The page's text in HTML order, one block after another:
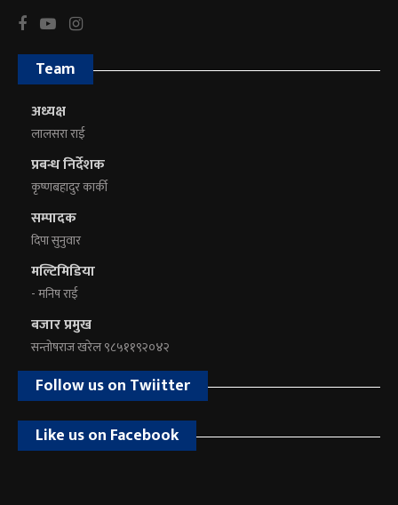
Team
अध्यक्ष
लालसरा राई
प्रबन्ध निर्देशक
कृष्णबहादुर कार्की
सम्पादक
दिपा सुनुवार
मल्टिमिडिया
- मनिष राई
बजार प्रमुख
सन्तोषराज खरेल ९८५११९२०४२
Follow us on Twiitter
Like us on Facebook